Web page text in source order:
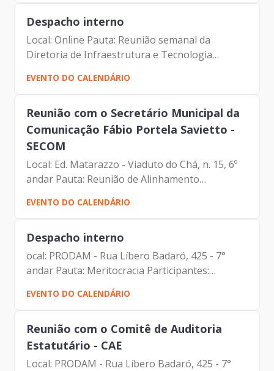
Presidente da...
Despacho interno
Local: Online Pauta: Reunião semanal da
Diretoria de Infraestrutura e Tecnologia
Participantes: Francisco de Padovan Forbes (
Presidente da Prodam) Mateus Dias Marçal
(Diretor de Infraestrutura e...
EVENTO DO CALENDÁRIO
Reunião com o Secretário Municipal da
Comunicação Fábio Portela Savietto -
SECOM
Local: Ed. Matarazzo - Viaduto do Chá, n. 15, 6º
andar Pauta: Reunião de Alinhamento
Participantes: André Tomiatto de Oliveira
(Assessor da Presidência da Prodam) Fábio
Portela Savietto...
EVENTO DO CALENDÁRIO
Despacho interno
ocal: PRODAM - Rua Líbero Badaró, 425 - 7°
andar Pauta: Meritocracia Participantes:
Fabiana Silva Brito (Gerente substituta de
Gestão e Desenvolvimento de Pessoas da
Prodam ) Francisco de Padovan...
EVENTO DO CALENDÁRIO
Reunião com o Comitê de Auditoria
Estatutário - CAE
Local: PRODAM - Rua Líbero Badaró, 425 - 7°